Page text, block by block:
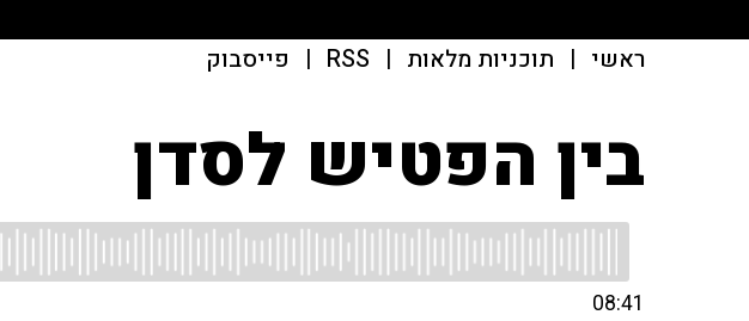
ראשי | תוכניות מלאות |
RSS
| פייסבוק
בין הפטיש לסדן
08:41